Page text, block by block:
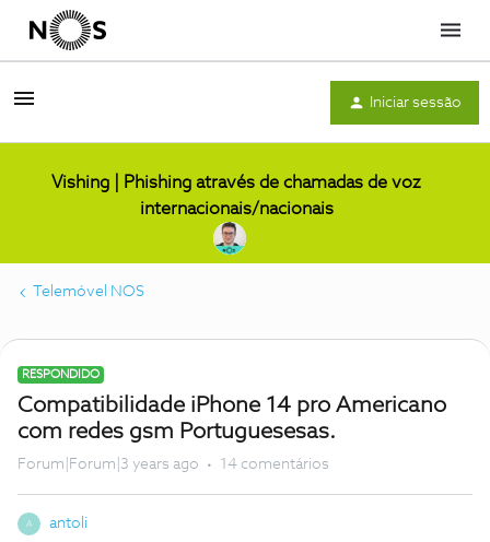
Menu
Iniciar sessão
Vishing | Phishing através de chamadas de voz
internacionais/nacionais
Telemóvel NOS
RESPONDIDO
Compatibilidade iPhone 14 pro Americano
com redes gsm Portuguesesas.
Forum|Forum|3 years ago 14 comentários
A antoli